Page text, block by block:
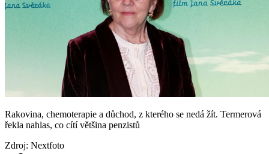
Rakovina, chemoterapie a důchod, z kterého se nedá žít. Termerová
řekla nahlas, co cítí většina penzistů
Zdroj: Nextfoto